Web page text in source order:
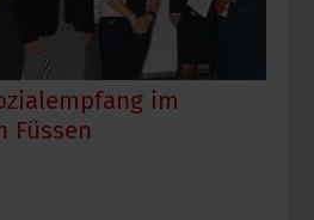
im
Füssen